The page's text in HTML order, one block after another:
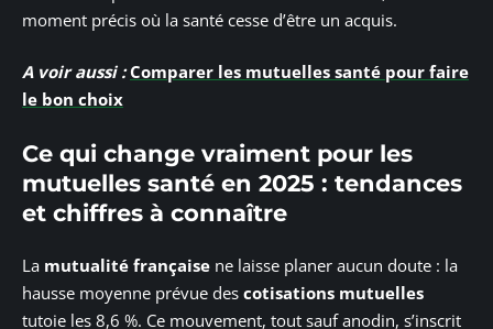
moment précis où la santé cesse d’être un acquis.
A voir aussi : Comparer les mutuelles santé pour faire
le bon choix
Ce qui change vraiment pour les
mutuelles santé en 2025 : tendances
et chiffres à connaître
La mutualité française ne laisse planer aucun doute : la
hausse moyenne prévue des cotisations mutuelles
tutoie les 8,6 %. Ce mouvement, tout sauf anodin, s’inscrit